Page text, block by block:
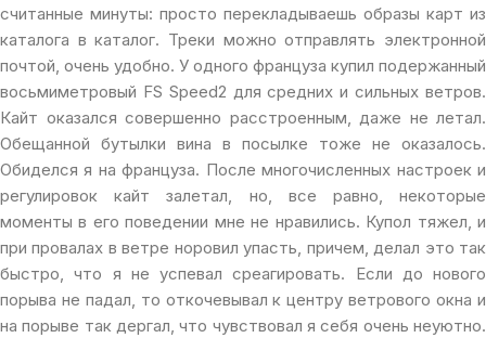
считанные минуты: просто перекладываешь образы карт из
каталога в каталог. Треки можно отправлять электронной
почтой, очень удобно. У одного француза купил подержанный
восьмиметровый FS Speed2 для средних и сильных ветров.
Кайт оказался совершенно расстроенным, даже не летал.
Обещанной бутылки вина в посылке тоже не оказалось.
Обиделся я на француза. После многочисленных настроек и
регулировок кайт залетал, но, все равно, некоторые
моменты в его поведении мне не нравились. Купол тяжел, и
при провалах в ветре норовил упасть, причем, делал это так
быстро, что я не успевал среагировать. Если до нового
порыва не падал, то откочевывал к центру ветрового окна и
на порыве так дергал, что чувствовал я себя очень неуютно.